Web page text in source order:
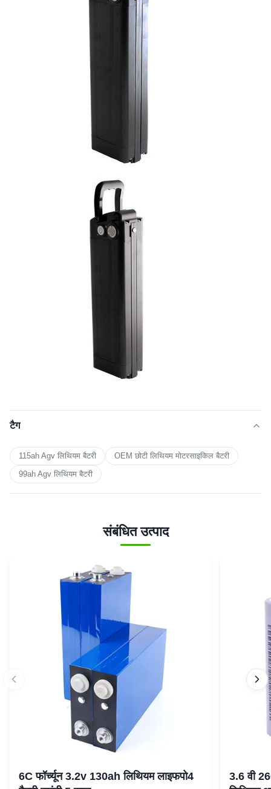
टैग
115ah Agv लिथियम बैटरी
OEM छोटी लिथियम मोटरसाइकिल बैटरी
99ah Agv लिथियम बैटरी
संबंधित उत्पाद
6C फॉर्च्यून 3.2v 130ah लिथियम लाइफपो4
3.6 वी